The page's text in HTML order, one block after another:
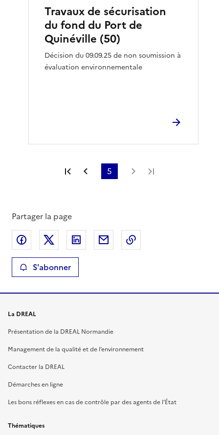
Travaux de sécurisation
du fond du Port de
Quinéville (50)
Décision du 09.09.25 de non soumission à
évaluation environnementale
Première page
Page précédente
5 Page suivante
Partager la page
Partager sur Facebook
Partager sur XPartager sur LinkedIn
Partager par email
S'abonner
La DREAL
Présentation de la DREAL Normandie
Management de la qualité et de l’environnement
Contacter la DREAL
Démarches en ligne
Les bons réflexes en cas de contrôle par des agents de l’État
Thématiques